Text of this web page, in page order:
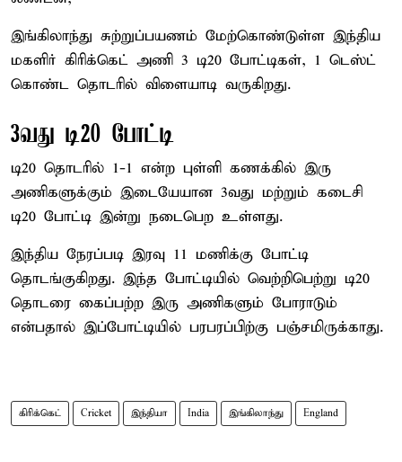
இங்கிலாந்து சுற்றுப்பயணம் மேற்கொண்டுள்ள இந்திய
மகளிர் கிரிக்கெட் அணி 3 டி20 போட்டிகள், 1 டெஸ்ட்
கொண்ட தொடரில் விளையாடி வருகிறது.
3வது டி20 போட்டி
டி20 தொடரில் 1-1 என்ற புள்ளி கணக்கில் இரு
அணிகளுக்கும் இடையேயான 3வது மற்றும் கடைசி
டி20 போட்டி இன்று நடைபெற உள்ளது.
இந்திய நேரப்படி இரவு 11 மணிக்கு போட்டி
தொடங்குகிறது. இந்த போட்டியில் வெற்றிபெற்று டி20
தொடரை கைப்பற்ற இரு அணிகளும் போராடும்
என்பதால் இப்போட்டியில் பரபரப்பிற்கு பஞ்சமிருக்காது.
கிரிக்கெட் Cricket இந்தியா India இங்கிலாந்து England